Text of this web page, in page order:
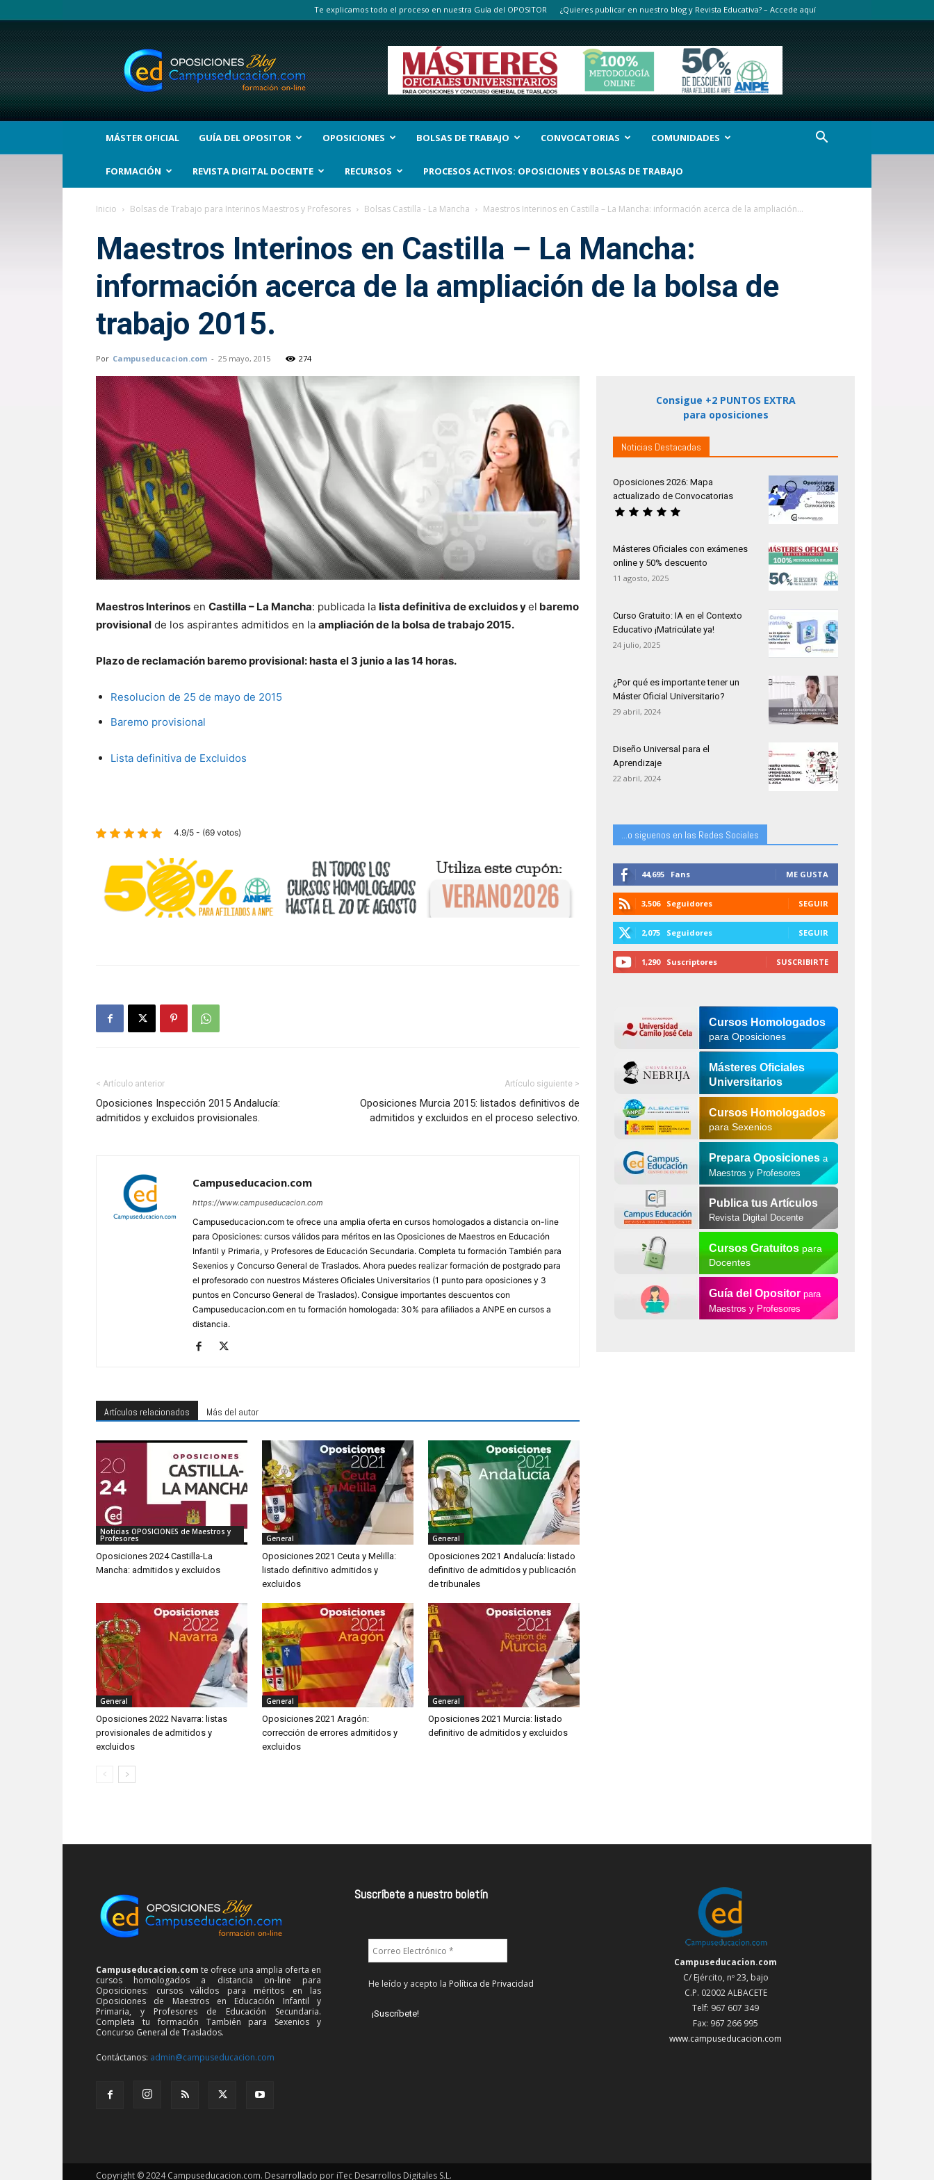
Te explicamos todo el proceso en nuestra Guía del OPOSITOR ¿Quieres publicar en nuestro blog y Revista Educativa? – Accede aquí
BLOG
Noticias
Oposiciones
y
bolsas
Trabajo
Interinos.
MÁSTER OFICIAL GUÍA DEL OPOSITOR OPOSICIONES BOLSAS DE TRABAJO CONVOCATORIAS COMUNIDADES
FORMACIÓN REVISTA DIGITAL DOCENTE RECURSOS PROCESOS ACTIVOS: OPOSICIONES Y BOLSAS DE TRABAJO
Inicio Bolsas de Trabajo para Interinos Maestros y Profesores Bolsas Castilla - La Mancha Maestros Interinos en Castilla – La Mancha: información acerca de la ampliación...
Maestros Interinos en Castilla – La Mancha:
información acerca de la ampliación de la bolsa de
trabajo 2015.
Por Campuseducacion.com - 25 mayo, 2015 274
Maestros Interinos en Castilla – La Mancha: publicada la lista definitiva de excluidos yel baremo
provisional de los aspirantes admitidos en la ampliación de la bolsa de trabajo 2015.
Plazo de reclamación baremo provisional: hasta el 3 junio a las 14 horas.
Resolucion de 25 de mayo de 2015
Baremo provisional
Lista definitiva de Excluidos
4.9/5 - (69 votos)
< Artículo anterior
Oposiciones Inspección 2015 Andalucía:
admitidos y excluidos provisionales.
Artículo siguiente >
Oposiciones Murcia 2015: listados definitivos de
admitidos y excluidos en el proceso selectivo.
Campuseducacion.com
https://www.campuseducacion.com
Campuseducacion.com te ofrece una amplia oferta en cursos homologados a distancia on-line
para Oposiciones: cursos válidos para méritos en las Oposiciones de Maestros en Educación
Infantil y Primaria, y Profesores de Educación Secundaria. Completa tu formación También para
Sexenios y Concurso General de Traslados. Ahora puedes realizar formación de postgrado para
el profesorado con nuestros Másteres Oficiales Universitarios (1 punto para oposiciones y 3
puntos en Concurso General de Traslados). Consigue importantes descuentos con
Campuseducacion.com en tu formación homologada: 30% para afiliados a ANPE en cursos a
distancia.
Artículos relacionados Más del autor
Noticias OPOSICIONES de Maestros y
Profesores
Oposiciones 2024 Castilla-La
Mancha: admitidos y excluidos
General
Oposiciones 2021 Ceuta y Melilla:
listado definitivo admitidos y
excluidos
General
Oposiciones 2021 Andalucía: listado
definitivo de admitidos y publicación
de tribunales
General
Oposiciones 2022 Navarra: listas
provisionales de admitidos y
excluidos
General
Oposiciones 2021 Aragón:
corrección de errores admitidos y
excluidos
General
Oposiciones 2021 Murcia: listado
definitivo de admitidos y excluidos
Consigue +2 PUNTOS EXTRA
para oposiciones
Noticias Destacadas
Oposiciones 2026: Mapa
actualizado de Convocatorias
Másteres Oficiales con exámenes
online y 50% descuento
11 agosto, 2025
Curso Gratuito: IA en el Contexto
Educativo ¡Matricúlate ya!
24 julio, 2025
¿Por qué es importante tener un
Máster Oficial Universitario?
29 abril, 2024
Diseño Universal para el
Aprendizaje
22 abril, 2024
...o siguenos en las Redes Sociales
44,695 Fans ME GUSTA
3,506 Seguidores SEGUIR
2,075 Seguidores SEGUIR
1,290 Suscriptores SUSCRIBIRTE
Cursos Homologados
para Oposiciones
Másteres Oficiales
Universitarios
Cursos Homologados
para Sexenios
Prepara Oposiciones a
Maestros y Profesores
Publica tus Artículos
Revista Digital Docente
Cursos Gratuitospara
Docentes
Guía del Opositor para
Maestros y Profesores
Campuseducacion.com te ofrece una amplia oferta en
cursos homologados a distancia on-line para
Oposiciones: cursos válidos para méritos en las
Oposiciones de Maestros en Educación Infantil y
Primaria, y Profesores de Educación Secundaria.
Completa tu formación También para Sexenios y
Concurso General de Traslados.
Contáctanos: admin@campuseducacion.com
Suscríbete a nuestro boletín
He leído y acepto la Política de Privacidad
Campuseducacion.com
C/ Ejército, nº 23, bajo
C.P. 02002 ALBACETE
Telf: 967 607 349
Fax: 967 266 995
www.campuseducacion.com
Copyright © 2024 Campuseducacion.com. Desarrollado por iTec Desarrollos Digitales S.L.